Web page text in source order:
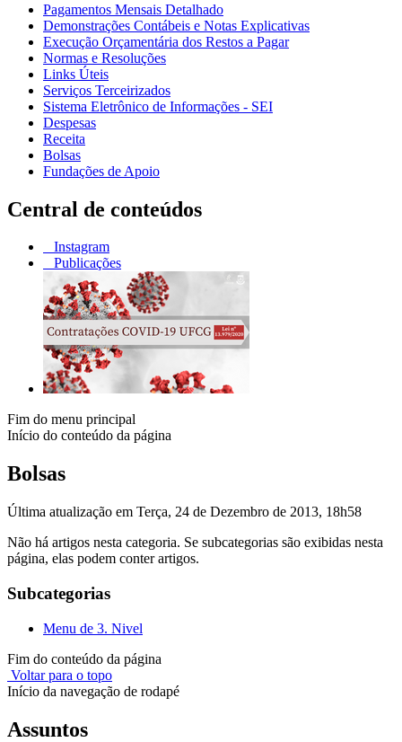
Pagamentos Mensais Detalhado
Demonstrações Contábeis e Notas Explicativas
Execução Orçamentária dos Restos a Pagar
Normas e Resoluções
Links Úteis
Serviços Terceirizados
Sistema Eletrônico de Informações - SEI
Despesas
Receita
Bolsas
Fundações de Apoio
Central de conteúdos
Instagram
Publicações
Fim do menu principal
Início do conteúdo da página
Bolsas
Última atualização em Terça, 24 de Dezembro de 2013, 18h58
Não há artigos nesta categoria. Se subcategorias são exibidas nesta
página, elas podem conter artigos.
Subcategorias
Menu de 3. Nivel
Fim do conteúdo da página
Voltar para o topo
Início da navegação de rodapé
Assuntos